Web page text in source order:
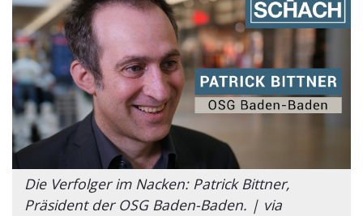
Die Verfolger im Nacken: Patrick Bittner,
Präsident der OSG Baden-Baden. | via